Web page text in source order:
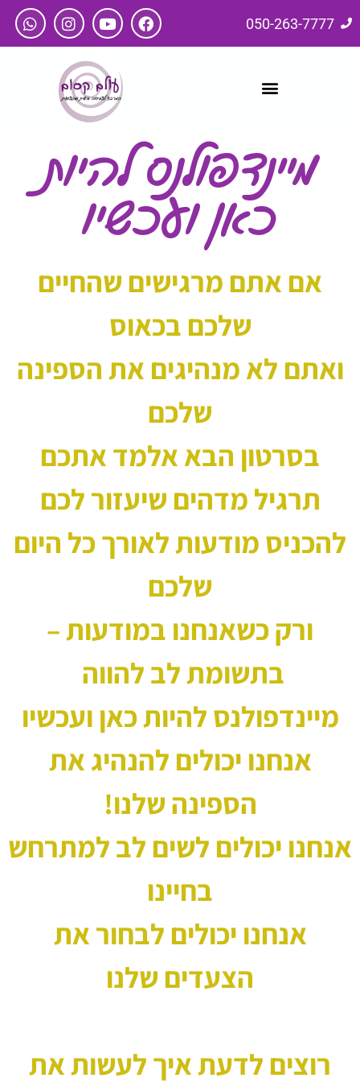
050-263-7777
מיינדפולנס להיות
כאן ועכשיו
אם אתם מרגישים שהחיים
שלכם בכאוס
ואתם לא מנהיגים את הספינה
שלכם
בסרטון הבא אלמד אתכם
תרגיל מדהים שיעזור לכם
להכניס מודעות לאורך כל היום
שלכם
ורק כשאנחנו במודעות –
בתשומת לב להווה
מיינדפולנס להיות כאן ועכשיו
אנחנו יכולים להנהיג את
הספינה שלנו!
אנחנו יכולים לשים לב למתרחש
בחיינו
אנחנו יכולים לבחור את
הצעדים שלנו
רוצים לדעת איך לעשות את